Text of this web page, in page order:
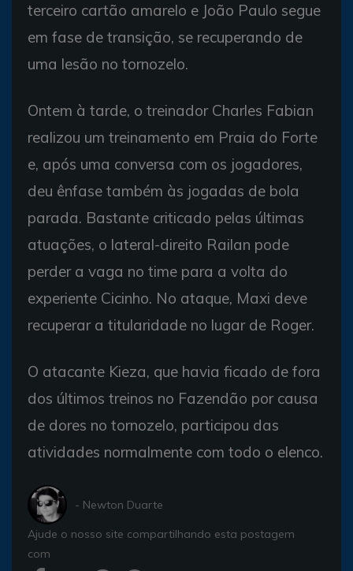
terceiro cartão amarelo e João Paulo segue
em fase de transição, se recuperando de
uma lesão no tornozelo.
Ontem à tarde, o treinador Charles Fabian
realizou um treinamento em Praia do Forte
e, após uma conversa com os jogadores,
deu ênfase também às jogadas de bola
parada. Bastante criticado pelas últimas
atuações, o lateral-direito Railan pode
perder a vaga no time para a volta do
experiente Cicinho. No ataque, Maxi deve
recuperar a titularidade no lugar de Roger.
O atacante Kieza, que havia ficado de fora
dos últimos treinos no Fazendão por causa
de dores no tornozelo, participou das
atividades normalmente com todo o elenco.
- Newton Duarte
Ajude o nosso site compartilhando esta postagem
com